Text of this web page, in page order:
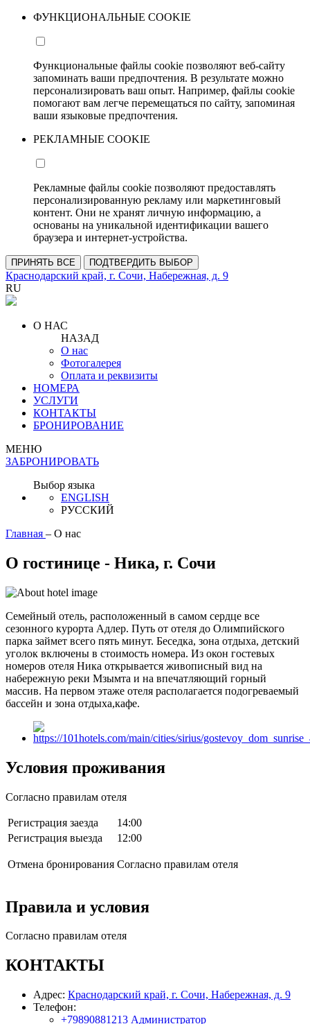
ФУНКЦИОНАЛЬНЫЕ COOKIE
Функциональные файлы cookie позволяют веб-сайту
запоминать ваши предпочтения. В результате можно
персонализировать ваш опыт. Например, файлы cookie
помогают вам легче перемещаться по сайту, запоминая
ваши языковые предпочтения.
РЕКЛАМНЫЕ COOKIE
Рекламные файлы cookie позволяют предоставлять
персонализированную рекламу или маркетинговый
контент. Они не хранят личную информацию, а
основаны на уникальной идентификации вашего
браузера и интернет-устройства.
ПРИНЯТЬ ВСЕ ПОДТВЕРДИТЬ ВЫБОР
Краснодарский край, г. Сочи, Набережная, д. 9
RU
О НАС
НАЗАД
О нас
Фотогалерея
Оплата и реквизиты
НОМЕРА
УСЛУГИ
КОНТАКТЫ
БРОНИРОВАНИЕ
МЕНЮ
ЗАБРОНИРОВАТЬ
Выбор языка
ENGLISH
РУССКИЙ
Главная – О нас
О гостинице - Ника, г. Сочи
Семейный отель, расположенный в самом сердце все
сезонного курорта Адлер. Путь от отеля до Олимпийского
парка займет всего пять минут. Беседка, зона отдыха, детский
уголок включены в стоимость номера. Из окон гостевых
номеров отеля Ника открывается живописный вид на
набережную реки Мзымта и на впечатляющий горный
массив. На первом этаже отеля располагается подогреваемый
бассейн и зона отдыха,кафе.
Условия проживания
Согласно правилам отеля
Регистрация заезда
14:00
Регистрация выезда
12:00
Отмена бронирования Согласно правилам отеля
Правила и условия
Согласно правилам отеля
КОНТАКТЫ
Адрес: Краснодарский край, г. Сочи, Набережная, д. 9
Телефон:
+79890881213 Администратор